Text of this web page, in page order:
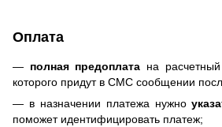
Оплата
— полная предоплата на
которого придут в СМС сообщении
— в назначении платежа нужно
поможет идентифицировать платеж;